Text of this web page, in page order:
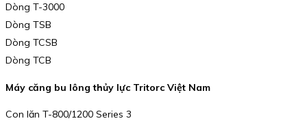
Dòng T-3000
Dòng TSB
Dòng TCSB
Dòng TCB
Máy căng bu lông thủy lực Tritorc Việt Nam
Con lăn T-800/1200 Series 3